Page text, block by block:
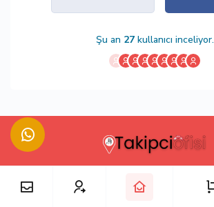
Şu an 27kullanıcı inceliyor.